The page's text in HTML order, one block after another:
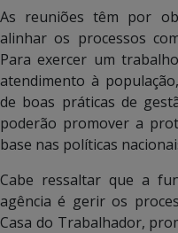
As reuniões têm por
alinhar os processos
Para exercer um
atendimento à
de boas práticas de
poderão promover a
base nas políticas
Cabe ressaltar que a
agência é gerir os
Casa do Trabalhador,